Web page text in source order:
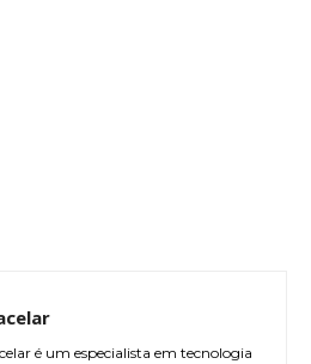
é um especialista em tecnologia